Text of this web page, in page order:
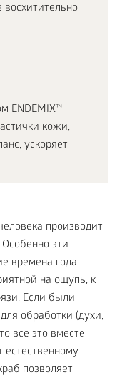
ENDEMIX™
кожи,
ускоряет
производит
эти
времена года.
на ощупь, к
Если были
обработки (духи,
все это вместе
естественному
позволяет